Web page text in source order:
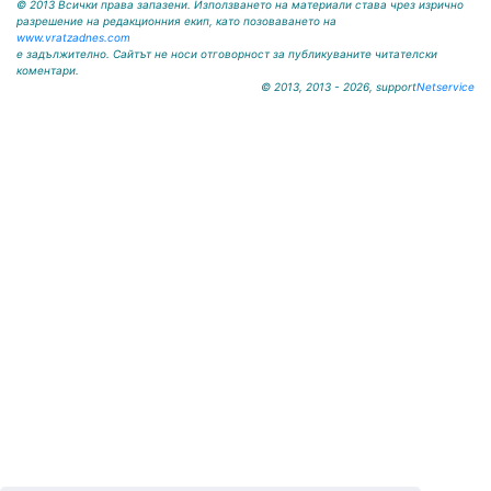
© 2013 Всички права запазени. Използването на материали става чрез изрично
разрешение на редакционния екип, като позоваването на
www.vratzadnes.com
е задължително. Сайтът не носи отговорност за публикуваните читателски
коментари.
© 2013, 2013 - 2026, supportNetservice